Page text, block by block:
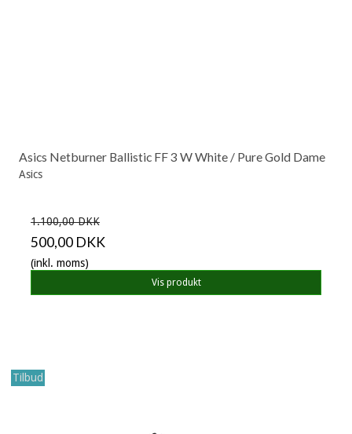
Asics Netburner Ballistic FF 3 W White / Pure Gold Dame
Asics
1.100,00 DKK
500,00 DKK
(inkl. moms)
Vis produkt
Tilbud